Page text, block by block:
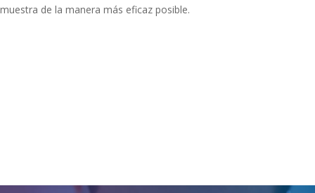
muestra de la manera más eficaz posible.